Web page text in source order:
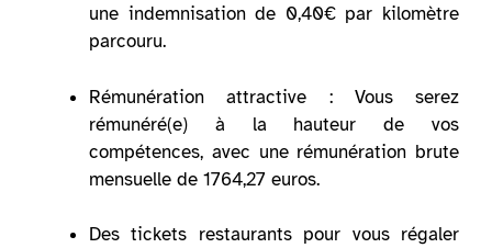
une indemnisation de 0,40€ par kilomètre
parcouru.
Rémunération attractive : Vous serez
rémunéré(e) à la hauteur de vos
compétences, avec une rémunération brute
mensuelle de 1764,27 euros.
Des tickets restaurants pour vous régaler